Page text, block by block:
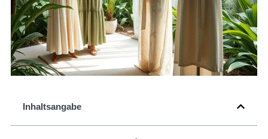
Inhaltsangabe